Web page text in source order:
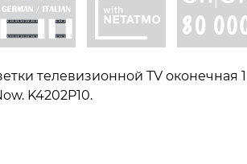
телевизионной TV оконечная
K4202P10.